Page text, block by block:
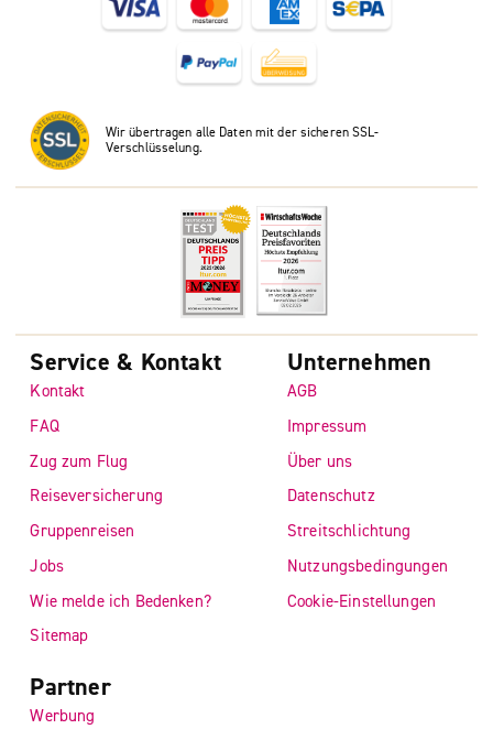
Wir übertragen alle Daten mit der sicheren SSL-
Verschlüsselung.
Service & Kontakt
Kontakt
FAQ
Zug zum Flug
Reiseversicherung
Gruppenreisen
Jobs
Wie melde ich Bedenken?
Sitemap
Unternehmen
AGB
Impressum
Über uns
Datenschutz
Streitschlichtung
Nutzungsbedingungen
Cookie-Einstellungen
Partner
Werbung